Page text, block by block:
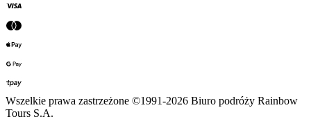
Wszelkie prawa zastrzeżone ©1991-2026 Biuro podróży Rainbow
Tours S.A.